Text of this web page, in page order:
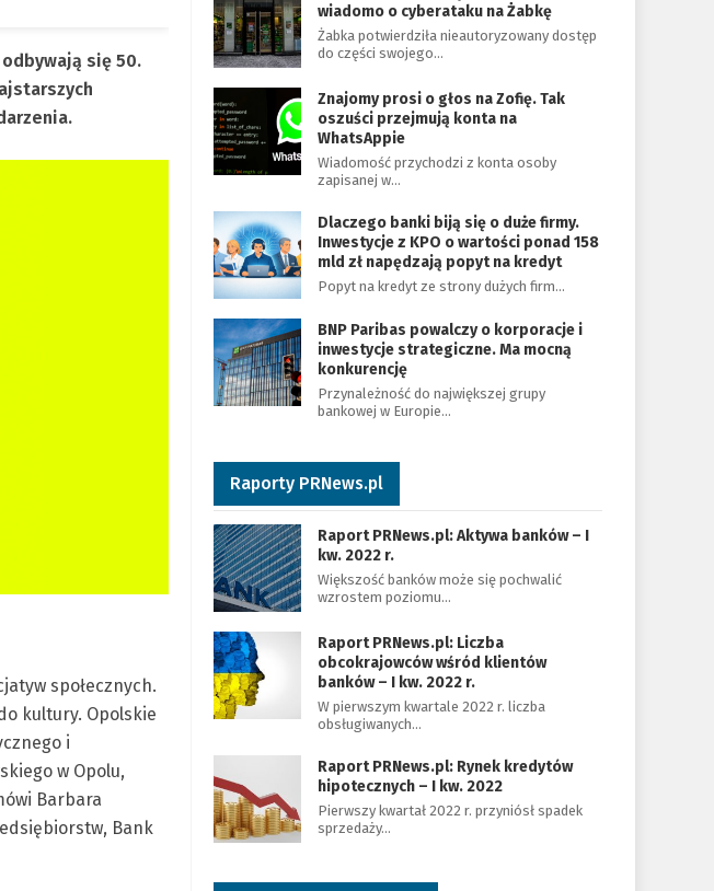
odbywają się 50.
społecznych.
kultury. Opolskie
i
w Opolu,
Barbara
Bank
wiadomo o cyberataku na Żabkę
Żabka potwierdziła nieautoryzowany dostęp
do części swojego…
Znajomy prosi o głos na Zofię. Tak
oszuści przejmują konta na
WhatsAppie
Wiadomość przychodzi z konta osoby
zapisanej w…
Dlaczego banki biją się o duże firmy.
Inwestycje z KPO o wartości ponad 158
mld zł napędzają popyt na kredyt
Popyt na kredyt ze strony dużych firm…
BNP Paribas powalczy o korporacje i
inwestycje strategiczne. Ma mocną
konkurencję
Przynależność do największej grupy
bankowej w Europie…
Raporty PRNews.pl
Raport PRNews.pl: Aktywa banków – I
kw. 2022 r.
Większość banków może się pochwalić
wzrostem poziomu…
Raport PRNews.pl: Liczba
obcokrajowców wśród klientów
banków – I kw. 2022 r.
W pierwszym kwartale 2022 r. liczba
obsługiwanych…
Raport PRNews.pl: Rynek kredytów
hipotecznych – I kw. 2022
Pierwszy kwartał 2022 r. przyniósł spadek
sprzedaży…